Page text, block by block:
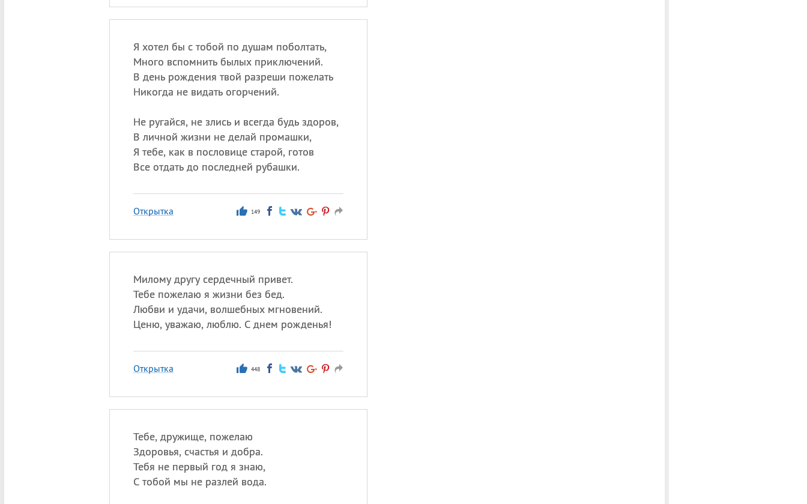
Я хотел бы с тобой по душам поболтать,
Много вспомнить былых приключений.
В день рождения твой разреши пожелать
Никогда не видать огорчений.
Не ругайся, не злись и всегда будь здоров,
В личной жизни не делай промашки,
Я тебе, как в пословице старой, готов
Все отдать до последней рубашки.
Открытка 149
Милому другу сердечный привет.
Тебе пожелаю я жизни без бед.
Любви и удачи, волшебных мгновений.
Ценю, уважаю, люблю. С днем рожденья!
Открытка 448
Тебе, дружище, пожелаю
Здоровья, счастья и добра.
Тебя не первый год я знаю,
С тобой мы не разлей вода.